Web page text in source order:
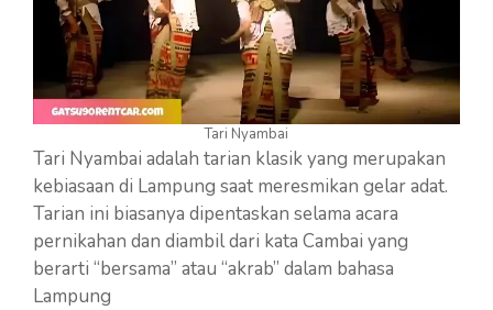
Tari Nyambai
Tari Nyambai adalah tarian klasik yang merupakan
kebiasaan di Lampung saat meresmikan gelar adat.
Tarian ini biasanya dipentaskan selama acara
pernikahan dan diambil dari kata Cambai yang
berarti “bersama” atau “akrab” dalam bahasa
Lampung